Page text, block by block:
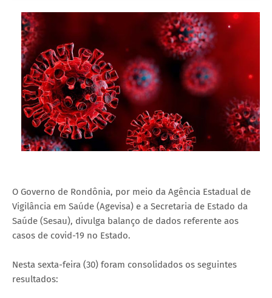
O Governo de Rondônia, por meio da Agência Estadual de
Vigilância em Saúde (Agevisa) e a Secretaria de Estado da
Saúde (Sesau), divulga balanço de dados referente aos
casos de covid-19 no Estado.
Nesta sexta-feira (30) foram consolidados os seguintes
resultados: